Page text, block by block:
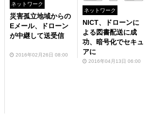
ネットワーク
災害孤立地域からの
Eメール、ドローン
が中継して送受信
2016年02月26日 08:00
ネットワーク
NICT、ドローンに
よる図書配送に成
功、暗号化でセキュ
アに
2016年04月13日 06:00